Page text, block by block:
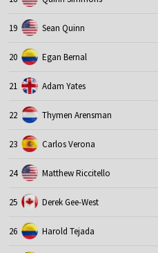
19 Sean Quinn
20 Egan Bernal
21 Adam Yates
22 Thymen Arensman
23 Carlos Verona
24 Matthew Riccitello
25 Derek Gee-West
26 Harold Tejada